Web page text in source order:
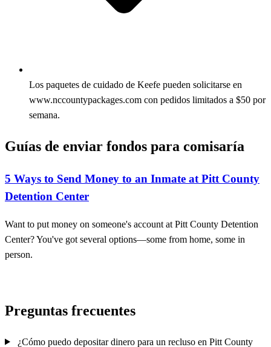
Los paquetes de cuidado de Keefe pueden solicitarse en
www.nccountypackages.com con pedidos limitados a $50 por
semana.
Guías de enviar fondos para comisaría
5 Ways to Send Money to an Inmate at Pitt County
Detention Center
Want to put money on someone's account at Pitt County Detention
Center? You've got several options—some from home, some in
person.